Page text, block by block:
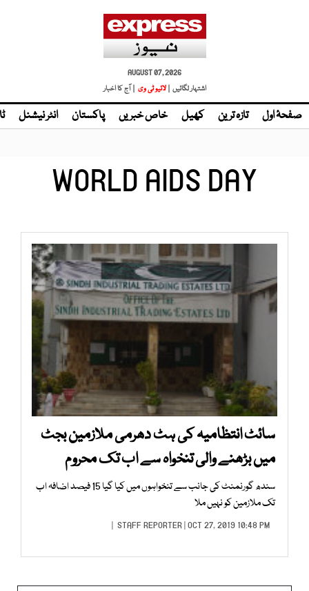
AUGUST 07, 2026
اشتہار لگائیں | لائیو ٹی وی | آج کا اخبار
صفحۂ اول تازہ ترین کھیل خاص خبریں پاکستان انٹر نیشنل
WORLD AIDS DAY
سائٹ انتظامیہ کی ہٹ دھرمی ملازمین بجٹ
میں بڑھنے والی تنخواہ سے اب تک محروم
سندھ گورنمنٹ کی جانب سے تنخواہوں میں کیا گیا 15 فیصد اضافہ اب
تک ملازمین کو نہیں ملا
STAFF REPORTER| OCT 27, 2019 10:48 PM |